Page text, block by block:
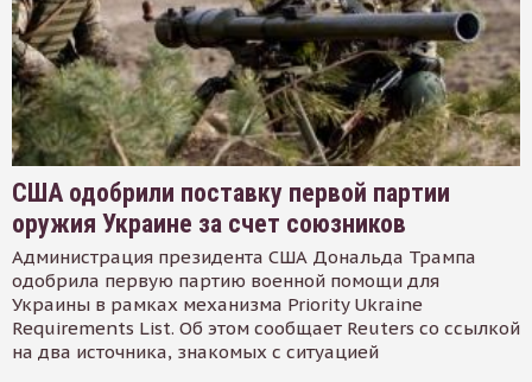
США одобрили поставку первой партии
оружия Украине за счет союзников
Администрация президента США Дональда Трампа
одобрила первую партию военной помощи для
Украины в рамках механизма Priority Ukraine
Requirements List. Об этом сообщает Reuters со ссылкой
на два источника, знакомых с ситуацией